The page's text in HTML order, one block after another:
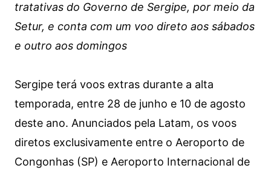
tratativas do Governo de Sergipe, por meio da
Setur, e conta com um voo direto aos sábados
e outro aos domingos
Sergipe terá voos extras durante a alta
temporada, entre 28 de junho e 10 de agosto
deste ano. Anunciados pela Latam, os voos
diretos exclusivamente entre o Aeroporto de
Congonhas (SP) e Aeroporto Internacional de